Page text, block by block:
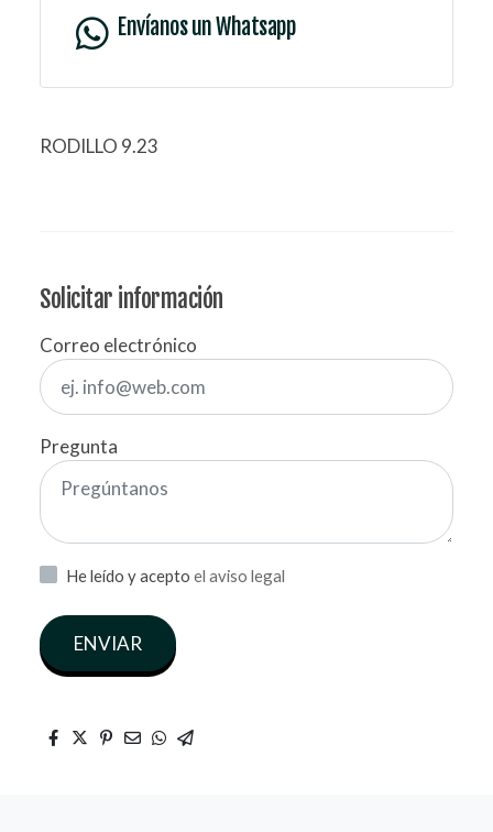
Envíanos un Whatsapp
RODILLO 9.23
Solicitar información
Correo electrónico
Pregunta
He leído y acepto el aviso legal
ENVIAR